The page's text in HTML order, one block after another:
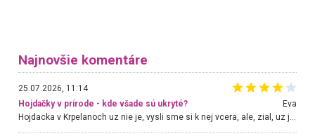
Najnovšie komentáre
25.07.2026, 11:14
Hojdačky v prírode - kde všade sú ukryté?
Eva